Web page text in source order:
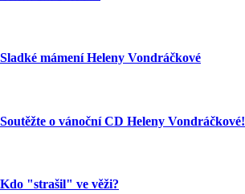
Sladké mámení Heleny Vondráčkové
Soutěžte o vánoční CD Heleny Vondráčkové!
Kdo "strašil" ve věži?